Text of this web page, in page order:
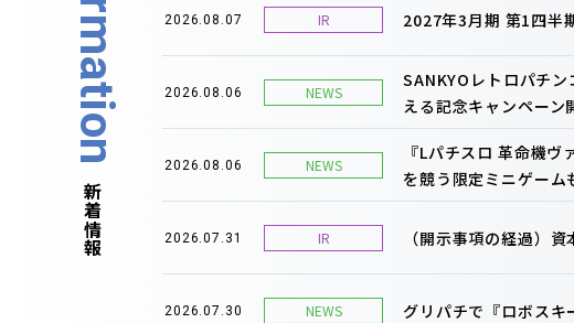
新着情報
2026.08.07 IR 2027年3月期 第1四半
2026.08.06 NEWS
SANKYOレトロパチ
える記念キャンペーン
2026.08.06 NEWS
『Lパチスロ 革命機
を競う限定ミニゲーム
2026.07.31 IR （開示事項の経過）
2026.07.30 NEWS グリパチで『ロボス